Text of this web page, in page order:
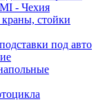
- Чехия
стойки
под авто